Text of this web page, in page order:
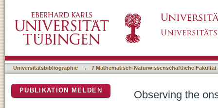
Universitätsbibliographie → 7 Mathematisch-Naturwissenschaftliche Fakultät
Observing the
PUBLIKATION MELDEN